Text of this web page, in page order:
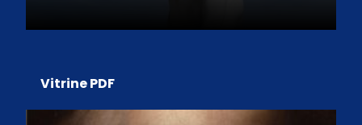
Vitrine PDF